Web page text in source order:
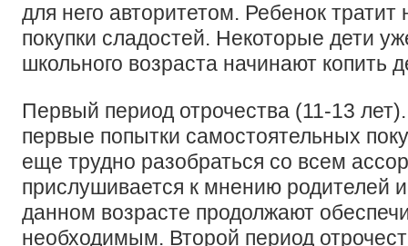
для него авторитетом. Ребенок
покупки сладостей. Некоторые дети
школьного возраста начинают копить
Первый период отрочества (11-13
первые попытки самостоятельных
еще трудно разобраться со всем
прислушивается к мнению родителей
данном возрасте продолжают
необходимым. Второй период